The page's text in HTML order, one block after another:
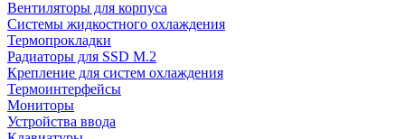
Вентиляторы для корпуса
Системы жидкостного охлаждения
Термопрокладки
Радиаторы для SSD M.2
Крепление для систем охлаждения
Термоинтерфейсы
Мониторы
Устройства ввода